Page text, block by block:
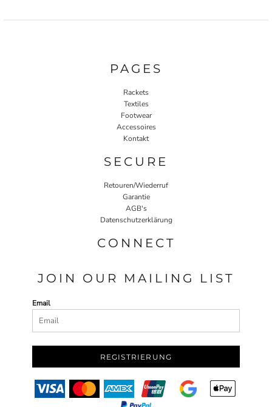
PAGES
Rackets
Textiles
Footwear
Accessoires
Kontakt
SECURE
Retouren/Wiederruf
Garantie
AGB's
Datenschutzerklärung
CONNECT
JOIN OUR MAILING LIST
Email
REGISTRIERUNG